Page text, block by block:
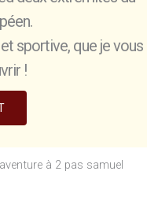
sportive, que je vous
!